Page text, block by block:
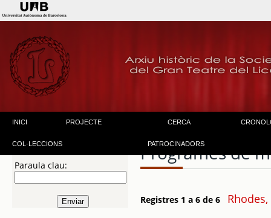
INICI PROJECTE CERCA
COL·LECCIONS PATROCINADORS
Paraula clau:
Programes de
Registres 1 a 6 de 6